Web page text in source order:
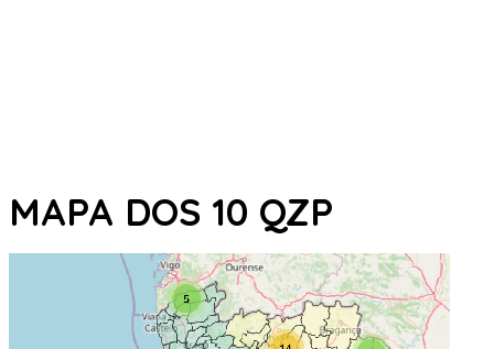
MAPA DOS 10 QZP